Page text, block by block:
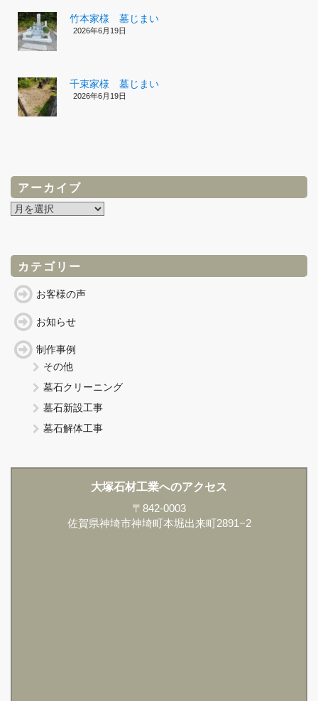
竹本家様 墓じまい
2026年6月19日
千束家様 墓じまい
2026年6月19日
アーカイブ
ア
ブカテゴリー
お客様の声
お知らせ
制作事例
その他
墓石クリーニング
墓石新設工事
墓石解体工事
大塚石材工業へのアクセス
〒842-0003
佐賀県神埼市神埼町本堀出来町2891−2